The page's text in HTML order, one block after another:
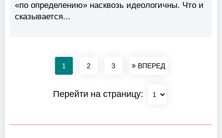
«по определению» насквозь идеологичны. Что и
сказывается...
1 2 3 ВПЕРЕД
Перейти на страницу: